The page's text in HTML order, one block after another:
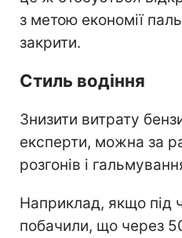
з метою економії
закрити.
Стиль водіння
Знизити витрату
експерти, можна за
розгонів і
Наприклад, якщо під
побачили, що через